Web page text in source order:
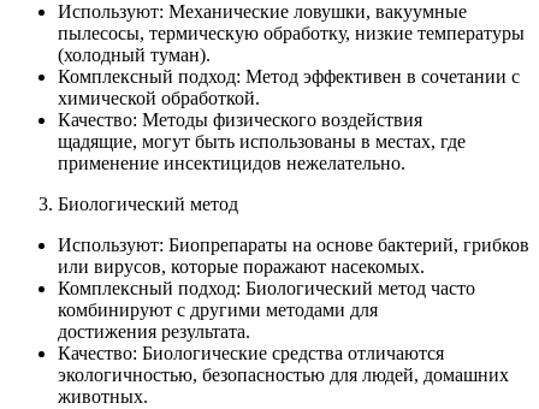
Используют: Механические ловушки, вакуумные
пылесосы, термическую обработку, низкие температуры
(холодный туман).
Комплексный подход: Метод эффективен в сочетании с
химической обработкой.
Качество: Методы физического воздействия
щадящие, могут быть использованы в местах, где
применение инсектицидов нежелательно.
Биологический метод
Используют: Биопрепараты на основе бактерий, грибков
или вирусов, которые поражают насекомых.
Комплексный подход: Биологический метод часто
комбинируют с другими методами для
достижения результата.
Качество: Биологические средства отличаются
экологичностью, безопасностью для людей, домашних
животных.